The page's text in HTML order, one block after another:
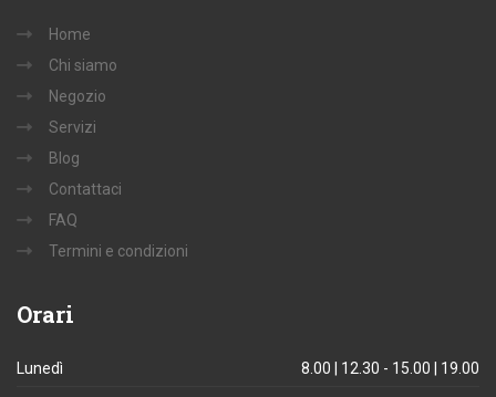
Home
Chi siamo
Negozio
Servizi
Blog
Contattaci
FAQ
Termini e condizioni
Orari
Lunedì 8.00 | 12.30 - 15.00 | 19.00